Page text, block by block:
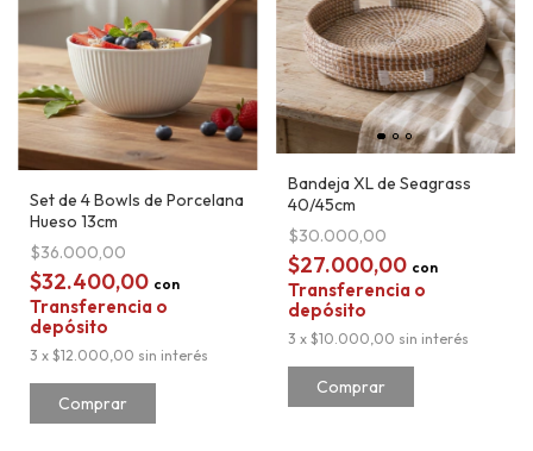
Set de 4 Bowls de Porcelana
Hueso 13cm
$36.000,00
$32.400,00 con
Transferencia o
depósito
3 x $12.000,00 sin interés
Bandeja XL de Seagrass
40/45cm
$30.000,00
$27.000,00 con
Transferencia o
depósito
3 x $10.000,00 sin interés
Comprar